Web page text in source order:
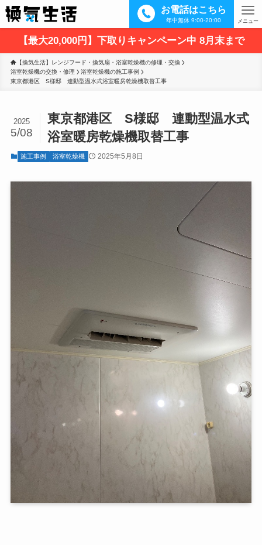
お電話はこちら
年中無休 9:00-20:00 メニュー
【最大20,000円】下取りキャンペーン中 8月末まで
【換気生活】レンジフード・換気扇・浴室乾燥機の修理・交換
浴室乾燥機の交換・修理
浴室乾燥機の施工事例
東京都港区　S様邸　連動型温水式浴室暖房乾燥機取替工事
東京都港区 S様邸 連動型温水式
浴室暖房乾燥機取替工事
2025
5/08
施工事例 浴室乾燥機 2025年5月8日